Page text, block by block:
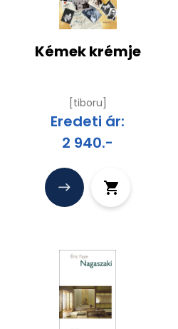
Kémek krémje
[tiboru]
Eredeti ár:
2 940.-